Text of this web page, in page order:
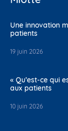
Une innovation
patients
19 juin 2026
« Qu’est-ce qui
aux patients
10 juin 2026